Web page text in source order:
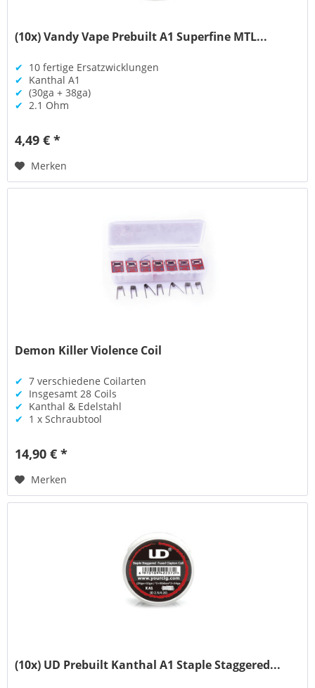
(10x) Vandy Vape Prebuilt A1 Superfine MTL...
✔ 10 fertige Ersatzwicklungen
✔ Kanthal A1
✔ (30ga + 38ga)
✔ 2.1 Ohm
4,49 € *
Merken
Demon Killer Violence Coil
✔ 7 verschiedene Coilarten
✔ Insgesamt 28 Coils
✔ Kanthal & Edelstahl
✔ 1 x Schraubtool
14,90 € *
Merken
(10x) UD Prebuilt Kanthal A1 Staple Staggered...